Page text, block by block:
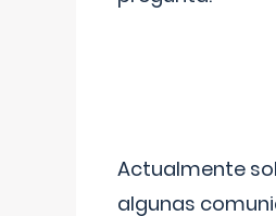
Actualmente
algunas